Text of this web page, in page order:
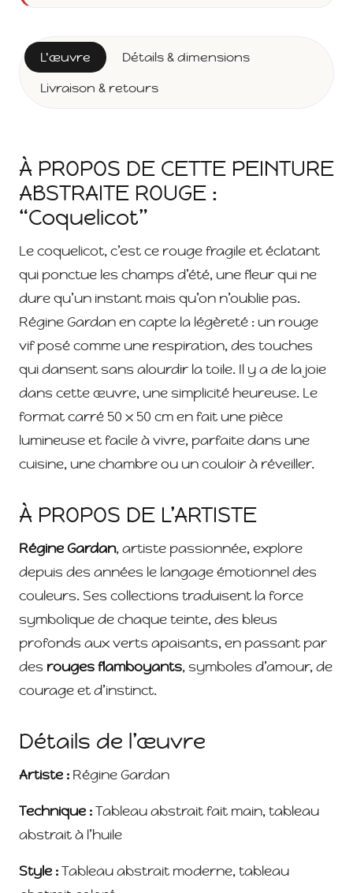
L'œuvre
Détails & dimensions
Livraison & retours
À PROPOS DE CETTE PEINTURE
ABSTRAITE ROUGE :
“Coquelicot”
Le coquelicot, c’est ce rouge fragile et éclatant
qui ponctue les champs d’été, une fleur qui ne
dure qu’un instant mais qu’on n’oublie pas.
Régine Gardan en capte la légèreté : un rouge
vif posé comme une respiration, des touches
qui dansent sans alourdir la toile. Il y a de la joie
dans cette œuvre, une simplicité heureuse. Le
format carré 50 x 50 cm en fait une pièce
lumineuse et facile à vivre, parfaite dans une
cuisine, une chambre ou un couloir à réveiller.
À PROPOS DE L’ARTISTE
Régine Gardan, artiste passionnée, explore
depuis des années le langage émotionnel des
couleurs. Ses collections traduisent la force
symbolique de chaque teinte, des bleus
profonds aux verts apaisants, en passant par
des rouges flamboyants, symboles d’amour, de
courage et d’instinct.
Détails de l’œuvre
Artiste : Régine Gardan
Technique :Tableau abstrait fait main, tableau
abstrait à l’huile
Style :Tableau abstrait moderne, tableau